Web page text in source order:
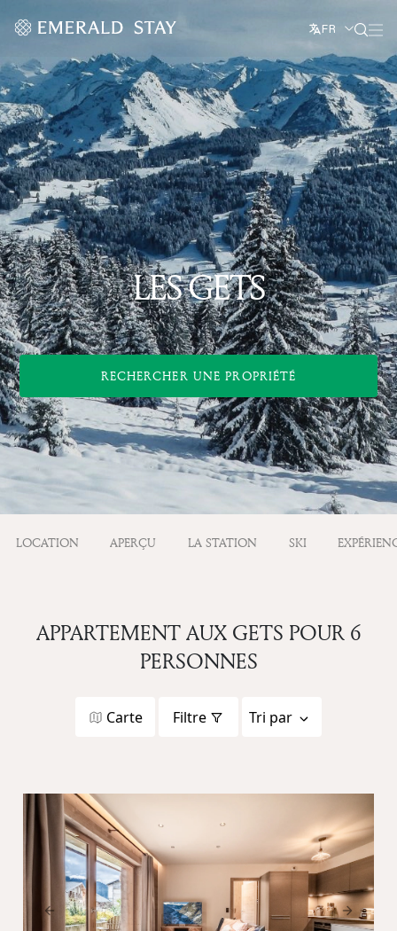
FR
LES GETS
RECHERCHER UNE PROPRIÉTÉ
LOCATION APERÇU LA STATION SKI
APPARTEMENT AUX GETS POUR 6
PERSONNES
Carte Filtre Tri par
Previous Next